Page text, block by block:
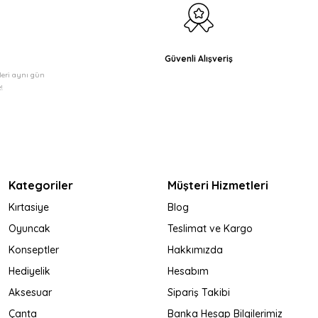
aynı gün
Güvenli Alışveriş
Kategoriler
Kırtasiye
Oyuncak
Konseptler
Hediyelik
Aksesuar
Çanta
Müşteri Hizmetleri
Blog
Teslimat ve Kargo
Hakkımızda
Hesabım
Sipariş Takibi
Banka Hesap Bilgilerimiz